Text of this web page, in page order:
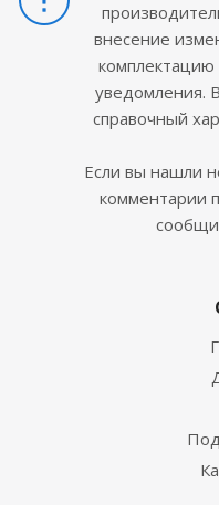
внесение
комплектацию
уведомления.
справочный
Если вы нашли
комментарии